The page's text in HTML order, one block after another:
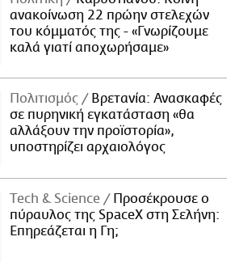
ανακοίνωση 22 πρώην στελεχών
του κόμματός της - «Γνωρίζουμε
καλά γιατί αποχωρήσαμε»
Πολιτισμός
Βρετανία: Ανασκαφές
σε πυρηνική εγκατάσταση «θα
αλλάξουν την προϊστορία»,
υποστηρίζει αρχαιολόγος
Τech & Science
Προσέκρουσε ο
πύραυλος της SpaceX στη Σελήνη:
Επηρεάζεται η Γη;